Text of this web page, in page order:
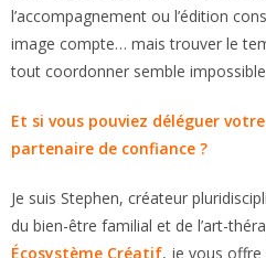
l’accompagnement ou l’édition
image compte… mais trouver le
tout coordonner semble
Et si vous pouviez déléguer
partenaire de confiance ?
Je suis Stephen, créateur
du bien-être familial et de l’art-
Écosystème Créatif, je vous